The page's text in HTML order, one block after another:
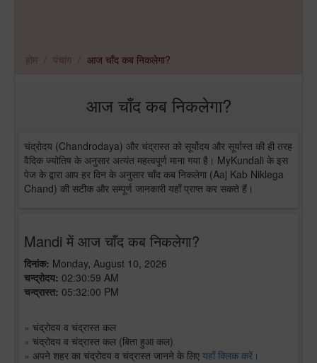
होम पंचांग आज चाँद कब निकलेगा?
आज चाँद कब निकलेगा?
चंद्रोदय (Chandrodaya) और चंद्रास्त को सूर्योदय और सूर्यास्त की ही तरह
वैदिक ज्योतिष के अनुसार अत्यंत महत्वपूर्ण माना गया है। MyKundali के इस
पेज के द्वारा आप हर दिन के अनुसार चाँद कब निकलेगा (Aaj Kab Niklega
Chand) की सटीक और सम्पूर्ण जानकारी यहाँ प्राप्त कर सकते हैं।
Mandi में आज चाँद कब निकलेगा?
दिनांक: Monday, August 10, 2026
चन्द्रोदय: 02:30:59 AM
चन्द्रास्त: 05:32:00 PM
» चंद्रोदय व चंद्रास्त कल
» चंद्रोदय व चंद्रास्त कल (बिता हुआ कल)
» अपने शहर का चंद्रोदय व चंद्रास्त जानने के लिए यहाँ क्लिक करें।